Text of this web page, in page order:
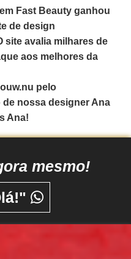
Fast Beauty ganhou
de design
site avalia milhares de
aos melhores da
pelo
nossa designer Ana
Ana!
mesmo!